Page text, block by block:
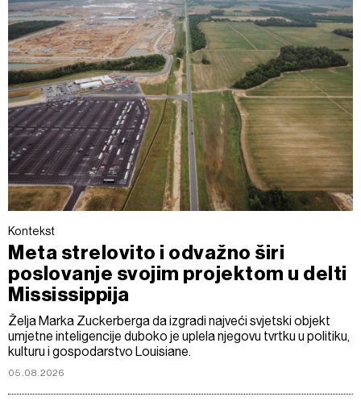
Kontekst
Meta strelovito i odvažno širi
poslovanje svojim projektom u delti
Mississippija
Želja Marka Zuckerberga da izgradi najveći svjetski objekt
umjetne inteligencije duboko je uplela njegovu tvrtku u politiku,
kulturu i gospodarstvo Louisiane.
05.08.2026